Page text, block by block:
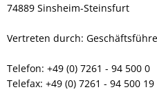
74889 Sinsheim-Steinsfurt
Vertreten durch:
Telefon: +49 (0) 7261 - 94 500 0
Telefax: +49 (0) 7261 - 94 500 19